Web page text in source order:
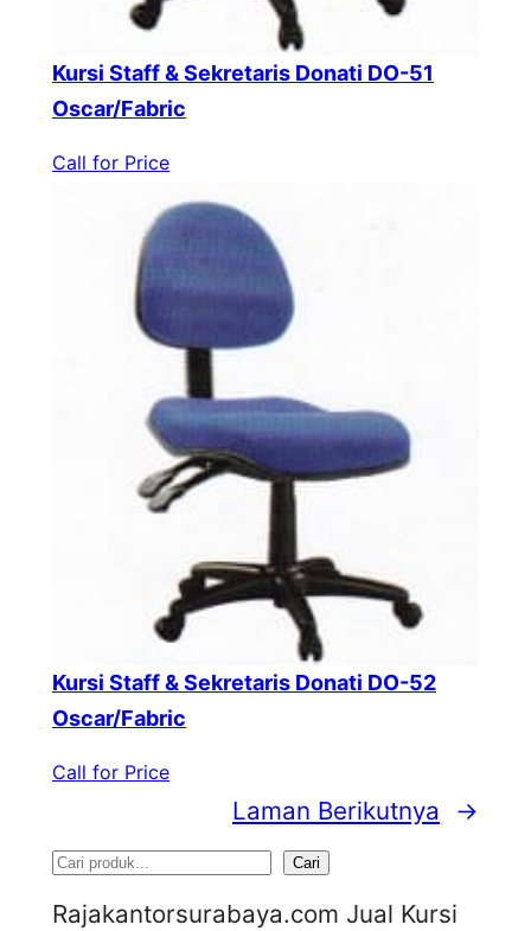
Kursi Staff & Sekretaris Donati DO-51
Oscar/Fabric
Call for Price
Kursi Staff & Sekretaris Donati DO-52
Oscar/Fabric
Call for Price
Laman Berikutnya
→
S
e
Cari
Rajakantorsurabaya.com Jual Kursi